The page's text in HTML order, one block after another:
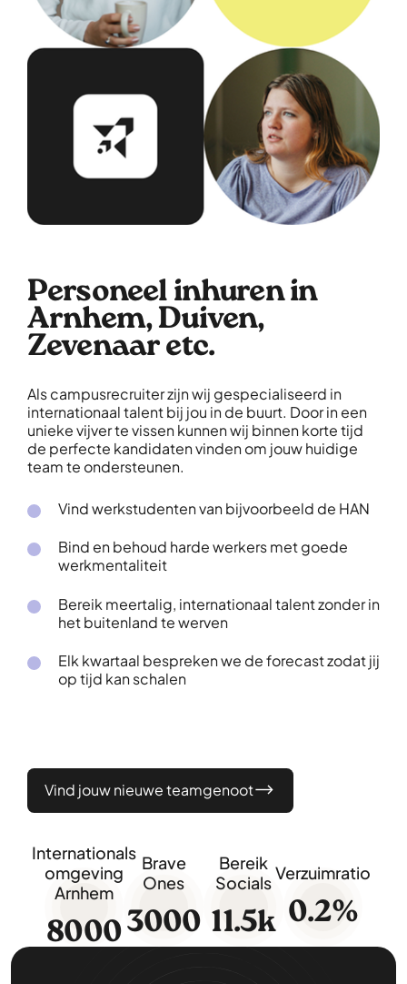
Personeel inhuren in
Arnhem, Duiven,
Zevenaar etc.
Als campusrecruiter zijn wij gespecialiseerd in
internationaal talent bij jou in de buurt. Door in een
unieke vijver te vissen kunnen wij binnen korte tijd
de perfecte kandidaten vinden om jouw huidige
team te ondersteunen.
Vind werkstudenten van bijvoorbeeld de HAN
Bind en behoud harde werkers met goede
werkmentaliteit
Bereik meertalig, internationaal talent zonder in
het buitenland te werven
Elk kwartaal bespreken we de forecast zodat jij
op tijd kan schalen
Vind jouw nieuwe teamgenoot
Internationals
omgeving
Arnhem
8000
Brave
Ones
3000
Bereik
Socials
11.5k
Verzuimratio
0.2%